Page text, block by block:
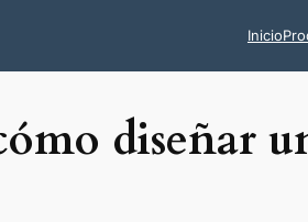
Inicio
diseñar